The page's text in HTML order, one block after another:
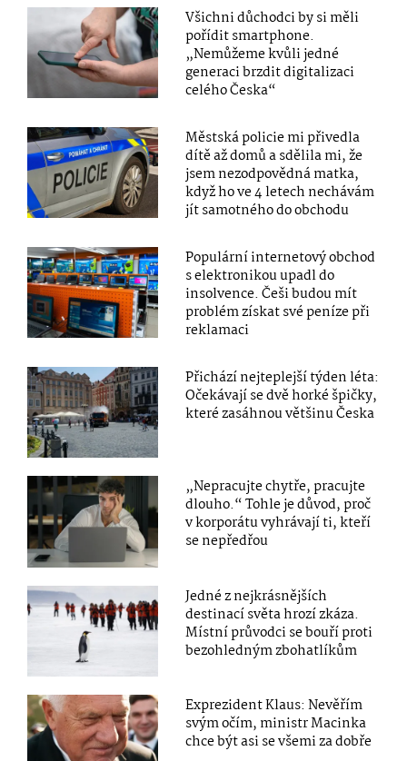
Všichni důchodci by si měli
pořídit smartphone.
„Nemůžeme kvůli jedné
generaci brzdit digitalizaci
celého Česka“
Městská policie mi přivedla
dítě až domů a sdělila mi, že
jsem nezodpovědná matka,
když ho ve 4 letech nechávám
jít samotného do obchodu
Populární internetový obchod
s elektronikou upadl do
insolvence. Češi budou mít
problém získat své peníze při
reklamaci
Přichází nejteplejší týden léta:
Očekávají se dvě horké špičky,
které zasáhnou většinu Česka
„Nepracujte chytře, pracujte
dlouho.“ Tohle je důvod, proč
v korporátu vyhrávají ti, kteří
se nepředřou
Jedné z nejkrásnějších
destinací světa hrozí zkáza.
Místní průvodci se bouří proti
bezohledným zbohatlíkům
Exprezident Klaus: Nevěřím
svým očím, ministr Macinka
chce být asi se všemi za dobře